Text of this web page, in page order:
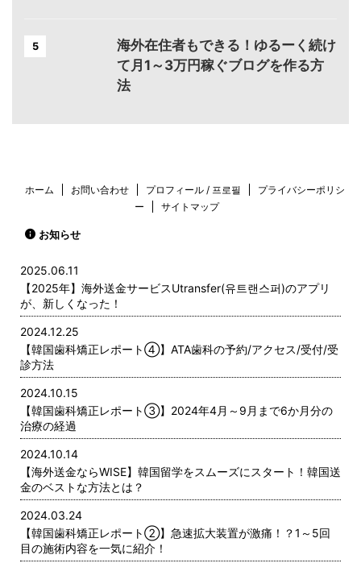
5
海外在住者もできる！ゆるーく続け
て月1～3万円稼ぐブログを作る方
法
ホーム お問い合わせ プロフィール / 프로필
プライバシーポリシ
ー
サイトマップ
お知らせ
2025.06.11
【2025年】海外送金サービスUtransfer(유트랜스퍼)のアプリ
が、新しくなった！
2024.12.25
【韓国歯科矯正レポート➃】ATA歯科の予約/アクセス/受付/受
診方法
2024.10.15
【韓国歯科矯正レポート➂】2024年4月～9月まで6か月分の
治療の経過
2024.10.14
【海外送金ならWISE】韓国留学をスムーズにスタート！韓国送
金のベストな方法とは？
2024.03.24
【韓国歯科矯正レポート➁】急速拡大装置が激痛！？1～5回
目の施術内容を一気に紹介！